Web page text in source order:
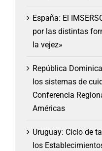
España: El
por las distintas
la vejez»
República
los sistemas de
Conferencia
Américas
Uruguay: Ciclo de
los